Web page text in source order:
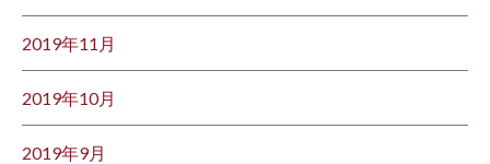
2019年11月
2019年10月
2019年9月